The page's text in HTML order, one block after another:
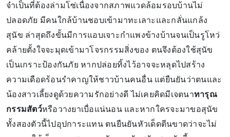
จำเป็นที่ต้องล่ามโซ่เนื่องจากสภาพแวดล้อมรอบบ้านไม่
ปลอดภัย มีคนใกล้บ้านชอบเข้ามาทะเลาะและกลั่นแกล้ง
สุนัข ล่าสุดถึงขั้นมีการแอบเจาะกำแพงข้างบ้านจนเป็นรูโหว่
คล้ายตั้งใจจะมุดเข้ามาโจรกรรมสิ่งของ ตนจึงต้องใช้สุนัข
เป็นเกราะป้องกันภัย หากปล่อยทิ้งไว้อาจจะหลุดไปสร้าง
ความเดือดร้อนรำคาญให้ชาวบ้านคนอื่น แต่ยืนยันว่าตนและ
น้องสาวเลี้ยงดูด้วยความรักอย่างดี ไม่เคยคิดมีเจตนาทารุณ
กรรมสัตว์หรือวางยาเบื่อแน่นอน และหากใครจะมาขอสุนัข
ทั้งสองตัวนี้ไปอุปการะแทน ตนยืนยันหัวเด็ดตีนขาดว่าจะไม่